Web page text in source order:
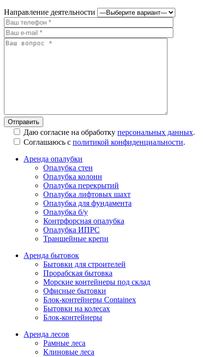
Направление деятельности
Даю согласие на обработку персональных данных.
Соглашаюсь с политикой конфиденциальности.
Аренда опалубки
Опалубка стен
Опалубка колонн
Опалубка перекрытий
Опалубка лифтовых шахт
Опалубка для фундамента
Опалубка б/у
Контрфорсная опалубка
Опалубка ИПРС
Траншейные крепи
Аренда бытовок
Бытовки для строителей
Прорабская бытовка
Морские контейнеры под склад
Офисные бытовки
Блок-контейнеры Containex
Бытовки на колесах
Блок-контейнеры
Аренда лесов
Рамные леса
Клиновые леса